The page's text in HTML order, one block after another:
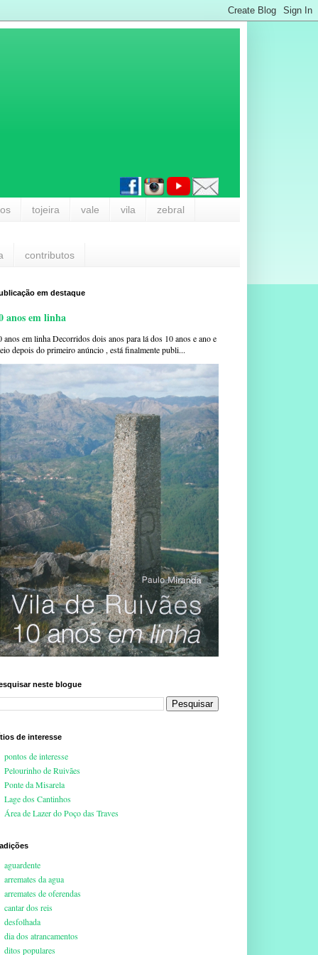
tojeira vale vila zebral
contributos
em destaque
anos em linha
anos em linha Decorridos dois anos para lá dos 10 anos e ano e
depois do primeiro anúncio , está finalmente publi...
neste blogue
de interesse
pontos de interesse
Pelourinho de Ruivães
Ponte da Misarela
Lage dos Cantinhos
Área de Lazer do Poço das Traves
aguardente
arremates da agua
arremates de oferendas
cantar dos reis
desfolhada
dia dos atrancamentos
ditos populares